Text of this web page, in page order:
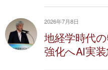
2026年7月8日
地経学時代
強化へAI実